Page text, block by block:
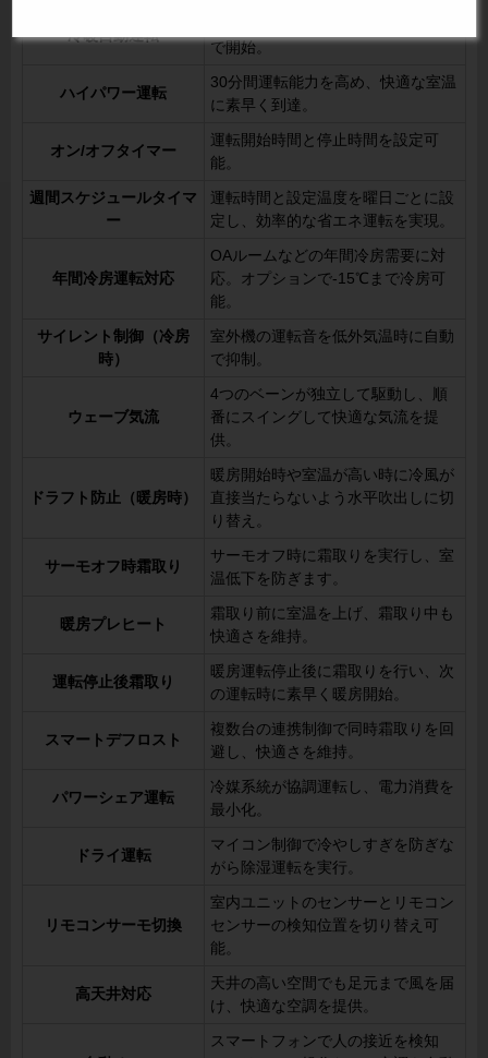
冷暖自動運転
で開始。
ハイパワー運転
30分間運転能力を高め、快適な室温
に素早く到達。
オン/オフタイマー
運転開始時間と停止時間を設定可
能。
週間スケジュールタイマ
ー
運転時間と設定温度を曜日ごとに設
定し、効率的な省エネ運転を実現。
年間冷房運転対応
OAルームなどの年間冷房需要に対
応。オプションで-15℃まで冷房可
能。
サイレント制御（冷房
時）
室外機の運転音を低外気温時に自動
で抑制。
ウェーブ気流
4つのベーンが独立して駆動し、順
番にスイングして快適な気流を提
供。
ドラフト防止（暖房時）
暖房開始時や室温が高い時に冷風が
直接当たらないよう水平吹出しに切
り替え。
サーモオフ時霜取り
サーモオフ時に霜取りを実行し、室
温低下を防ぎます。
暖房プレヒート
霜取り前に室温を上げ、霜取り中も
快適さを維持。
運転停止後霜取り
暖房運転停止後に霜取りを行い、次
の運転時に素早く暖房開始。
スマートデフロスト
複数台の連携制御で同時霜取りを回
避し、快適さを維持。
パワーシェア運転
冷媒系統が協調運転し、電力消費を
最小化。
ドライ運転
マイコン制御で冷やしすぎを防ぎな
がら除湿運転を実行。
リモコンサーモ切換
室内ユニットのセンサーとリモコン
センサーの検知位置を切り替え可
能。
高天井対応
天井の高い空間でも足元まで風を届
け、快適な空調を提供。
スマートフォンで人の接近を検知